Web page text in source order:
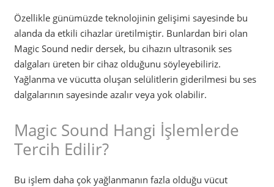
Özellikle günümüzde teknolojinin gelişimi sayesinde bu
alanda da etkili cihazlar üretilmiştir. Bunlardan biri olan
Magic Sound nedir dersek, bu cihazın ultrasonik ses
dalgaları üreten bir cihaz olduğunu söyleyebiliriz.
Yağlanma ve vücutta oluşan selülitlerin giderilmesi bu ses
dalgalarının sayesinde azalır veya yok olabilir.
Magic Sound Hangi İşlemlerde
Tercih Edilir?
Bu işlem daha çok yağlanmanın fazla olduğu vücut